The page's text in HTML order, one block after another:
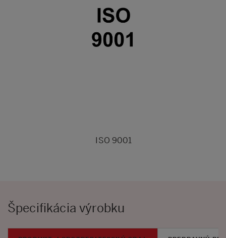
ISO 9001
Špecifikácia výrobku